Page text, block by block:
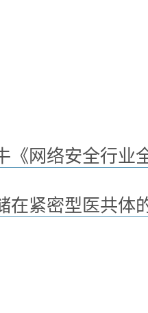
《网络安全行业
在紧密型医共体